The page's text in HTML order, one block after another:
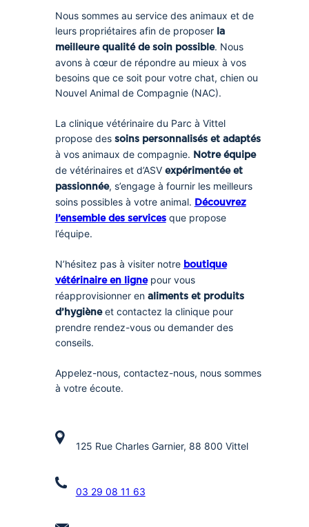
Nous sommes au service des animaux et de
leurs propriétaires afin de proposer la
meilleure qualité de soin possible. Nous
avons à cœur de répondre au mieux à vos
besoins que ce soit pour votre chat, chien ou
Nouvel Animal de Compagnie (NAC).
La clinique vétérinaire du Parc à Vittel
propose des soins personnalisés et adaptés
à vos animaux de compagnie. Notre équipe
de vétérinaires et d’ASV expérimentée et
passionnée, s’engage à fournir les meilleurs
soins possibles à votre animal. Découvrez
l’ensemble des servicesque propose
l’équipe.
N’hésitez pas à visiter notre boutique
vétérinaire en lignepour vous
réapprovisionner en aliments et produits
d’hygièneet contactez la clinique pour
prendre rendez-vous ou demander des
conseils.
Appelez-nous, contactez-nous, nous sommes
à votre écoute.
125 Rue Charles Garnier, 88 800 Vittel
03 29 08 11 63